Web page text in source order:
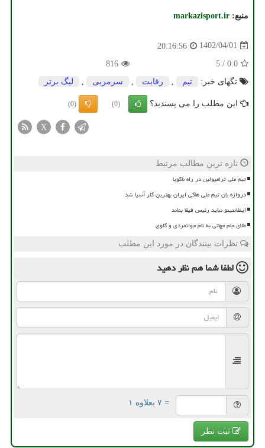
منبع: markazisport.ir
1402/04/01
20:16:56
0.0
/
5
816
تگهای خبر:
تیم رقابت سرمربی لیگ برتر
این مطلب را می پسندید؟ (0)
(0)
X
تازه ترین مطالب مرتبط
تیم ملی ترامپولین در راه ناگویا
دروازه بان تیم ملی هاکی ایران بهترین گلر آسیا شد
اینفانتینو نباید رئیس فیفا بماند
طلای جام جهانی به نام جوانمردی و گلوی
نظرات بینندگان در مورد این مطلب
لطفا شما همنظر دهید
= ۷ بعلاوه ۱
ثبت نظر